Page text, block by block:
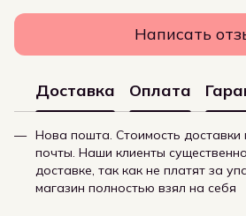
Написать
Доставка Оплата
Нова пошта. Стоимость
почты. Наши клиенты
доставке, так как не платят за
магазин полностью взял на себя